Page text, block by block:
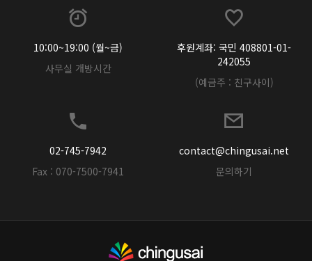
10:00~19:00 (월~금)
사무실 개방시간
후원계좌: 국민 408801-01-
242055
(예금주 : 친구사이)
02-745-7942
Fax : 070-7500-7941
contact@chingusai.net
문의하기